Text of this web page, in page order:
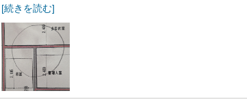
[続きを読む]